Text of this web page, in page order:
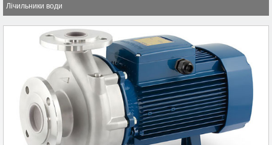
Лічильники води